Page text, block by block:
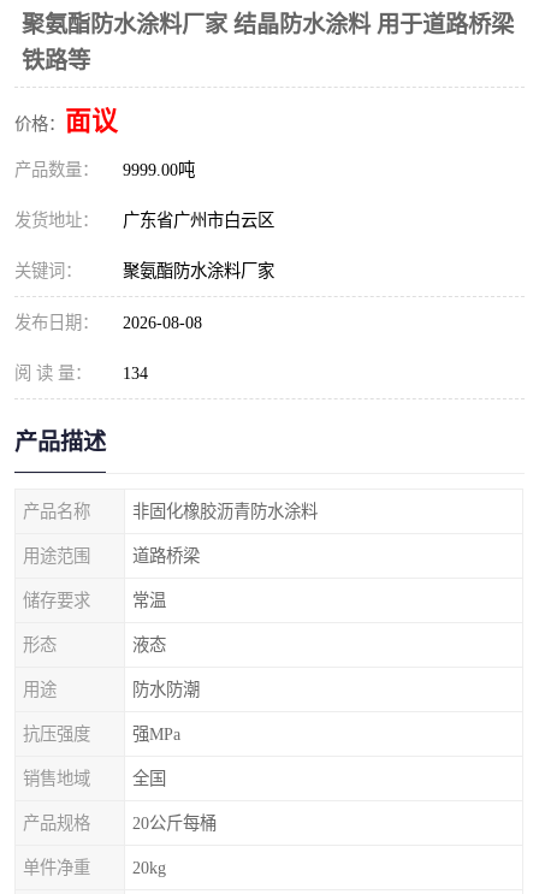
聚氨酯防水涂料厂家 结晶防水涂料 用于道路桥梁
铁路等
价格： 面议
产品数量： 9999.00吨
发货地址： 广东省广州市白云区
关键词： 聚氨酯防水涂料厂家
发布日期： 2026-08-08
阅 读 量： 134
产品描述
产品名称 非固化橡胶沥青防水涂料
用途范围 道路桥梁
储存要求 常温
形态 液态
用途 防水防潮
抗压强度 强MPa
销售地域 全国
产品规格 20公斤每桶
单件净重 20kg